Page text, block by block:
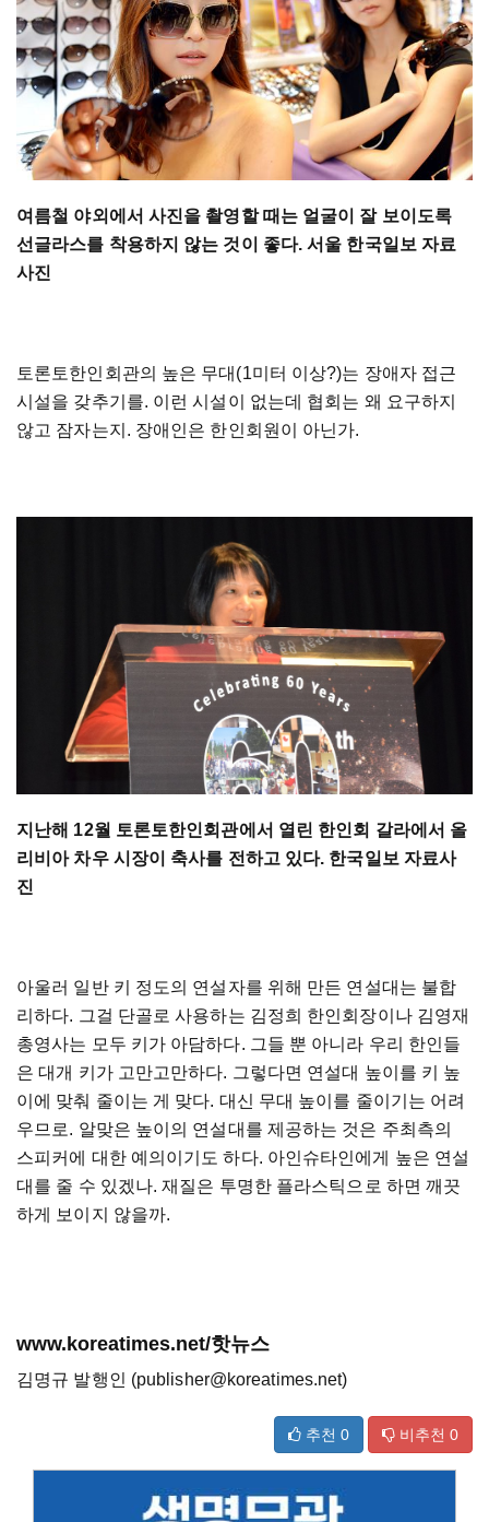
여름철 야외에서 사진을 촬영할 때는 얼굴이 잘 보이도록
선글라스를 착용하지 않는 것이 좋다. 서울 한국일보 자료
사진
토론토한인회관의 높은 무대(1미터 이상?)는 장애자 접근
시설을 갖추기를. 이런 시설이 없는데 협회는 왜 요구하지
않고 잠자는지. 장애인은 한인회원이 아닌가.
지난해 12월 토론토한인회관에서 열린 한인회 갈라에서 올
리비아 차우 시장이 축사를 전하고 있다. 한국일보 자료사
진
아울러 일반 키 정도의 연설자를 위해 만든 연설대는 불합
리하다. 그걸 단골로 사용하는 김정희 한인회장이나 김영재
총영사는 모두 키가 아담하다. 그들 뿐 아니라 우리 한인들
은 대개 키가 고만고만하다. 그렇다면 연설대 높이를 키 높
이에 맞춰 줄이는 게 맞다. 대신 무대 높이를 줄이기는 어려
우므로. 알맞은 높이의 연설대를 제공하는 것은 주최측의
스피커에 대한 예의이기도 하다. 아인슈타인에게 높은 연설
대를 줄 수 있겠나. 재질은 투명한 플라스틱으로 하면 깨끗
하게 보이지 않을까.
www.koreatimes.net/핫뉴스
김명규 발행인 (publisher@koreatimes.net)
추천 0 비추천 0